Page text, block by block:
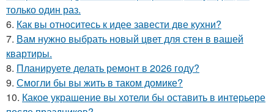
только один раз.
6. Как вы относитесь к идее завести две кухни?
7. Вам нужно выбрать новый цвет для стен в вашей
квартиры.
8. Планируете делать ремонт в 2026 году?
9. Смогли бы вы жить в таком домике?
10. Какое украшение вы хотели бы оставить в интерьере